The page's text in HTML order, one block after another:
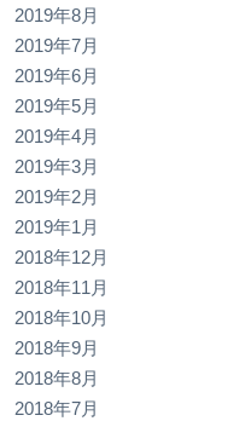
2019年8月
2019年7月
2019年6月
2019年5月
2019年4月
2019年3月
2019年2月
2019年1月
2018年12月
2018年11月
2018年10月
2018年9月
2018年8月
2018年7月